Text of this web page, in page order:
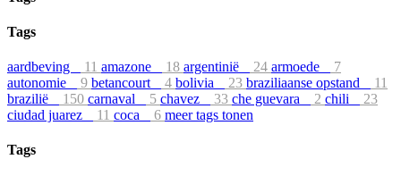
Tags
aardbeving 11 amazone 18 argentinië 24 armoede
7
autonomie
9 betancourt 4 bolivia 23 braziliaanse opstand
11
brazilië
150 carnaval 5 chavez 33 che guevara 2 chili
23
ciudad juarez
11 coca 6 meer tags tonen
Tags